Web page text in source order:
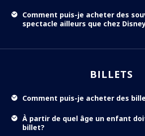
Comment puis-je acheter des
spectacle ailleurs que chez
BILLETS
Comment puis-je acheter des
À partir de quel âge un enfant
billet?